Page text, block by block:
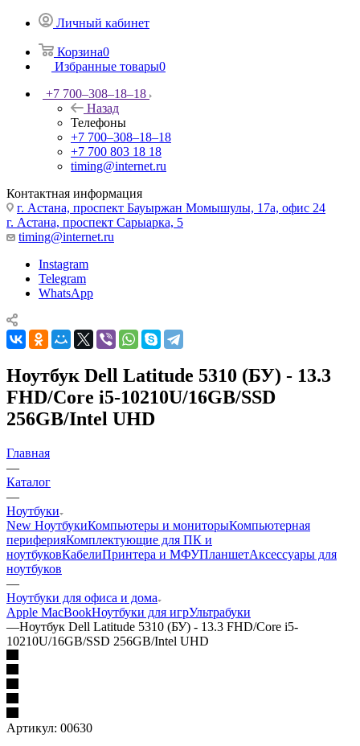
Личный кабинет
Корзина0
Избранные товары0
+7 700‒308‒18‒18
Назад
Телефоны
+7 700‒308‒18‒18
+7 700 803 18 18
timing@internet.ru
Контактная информация
г. Астана, проспект Бауыржан Момышулы, 17а, офис 24
г. Астана, проспект Сарыарка, 5
timing@internet.ru
Instagram
Telegram
WhatsApp
Ноутбук Dell Latitude 5310 (БУ) - 13.3
FHD/Core i5-10210U/16GB/SSD
256GB/Intel UHD
Главная
—
Каталог
—
Ноутбуки
New НоутбукиКомпьютеры и мониторыКомпьютерная
периферияКомплектующие для ПК и
ноутбуковКабелиПринтера и МФУПланшетАксессуары для
ноутбуков
—
Ноутбуки для офиса и дома
Apple MacBookНоутбуки для игрУльтрабуки
—Ноутбук Dell Latitude 5310 (БУ) - 13.3 FHD/Core i5-
10210U/16GB/SSD 256GB/Intel UHD
Артикул: 00630